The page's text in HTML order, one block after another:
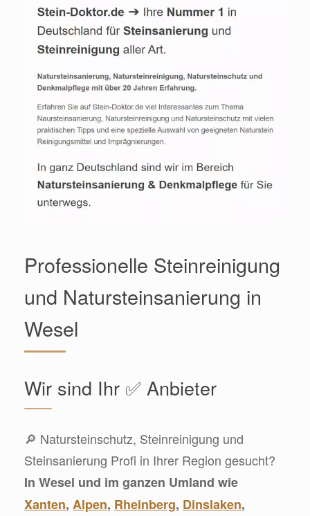
Professionelle Steinreinigung
und Natursteinsanierung in
Wesel
Wir sind Ihr ✅ Anbieter
🔎 Natursteinschutz, Steinreinigung und
Steinsanierung Profi in Ihrer Region gesucht?
In Wesel und im ganzen Umland wie
Xanten, Alpen, Rheinberg, Dinslaken,